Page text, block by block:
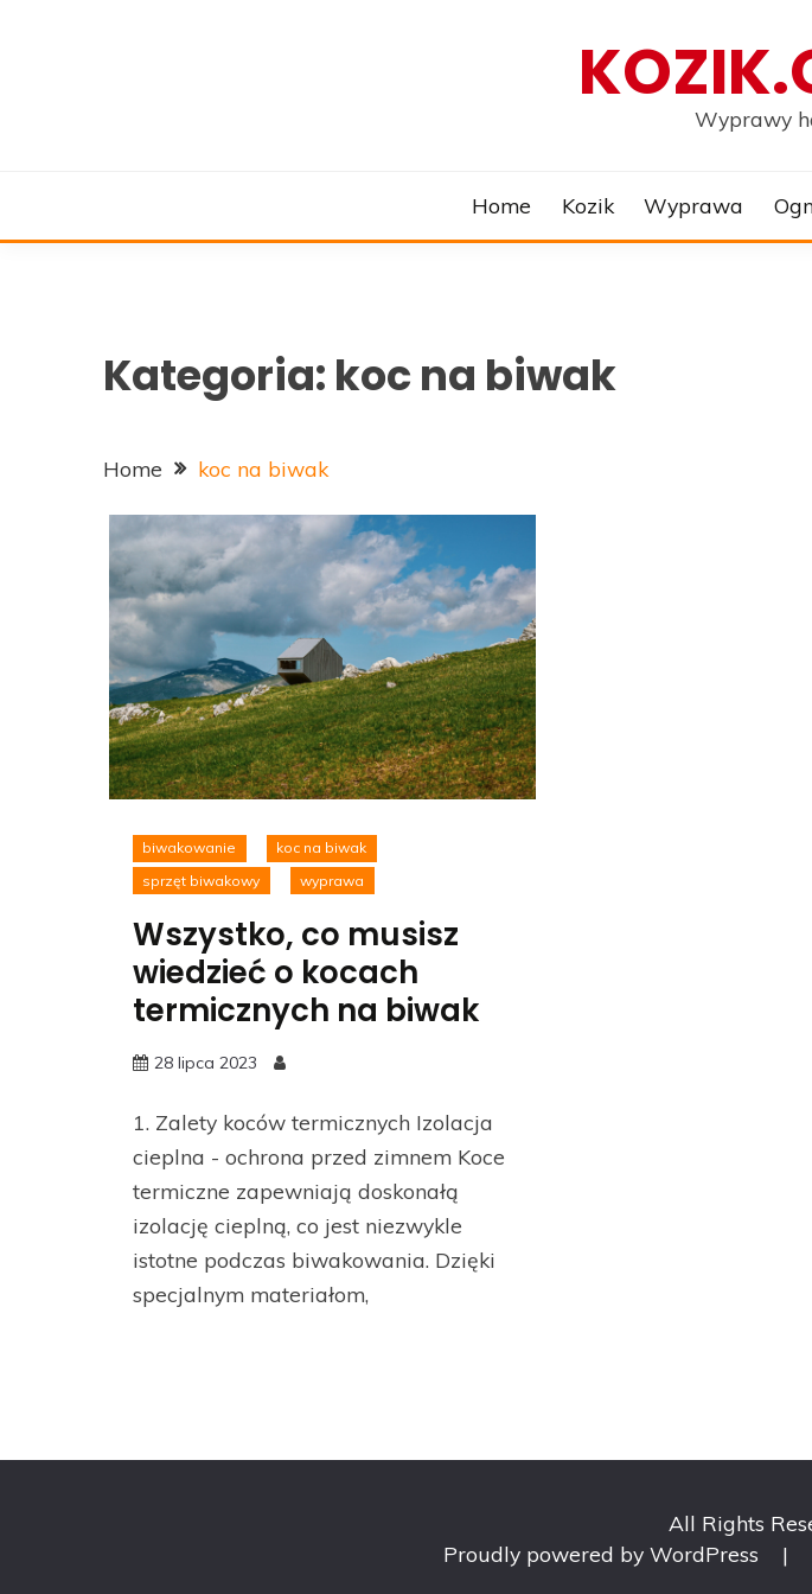
Wyprawy
Home Kozik Wyprawa
Kategoria: koc na biwak
Home koc na biwak
biwakowanie
koc na biwak
sprzęt biwakowy
wyprawa
Wszystko, co musisz
wiedzieć o kocach
termicznych na biwak
28 lipca 2023
1. Zalety koców termicznych Izolacja
cieplna - ochrona przed zimnem Koce
termiczne zapewniają doskonałą
izolację cieplną, co jest niezwykle
istotne podczas biwakowania. Dzięki
specjalnym materiałom,
All Rights
Proudly powered by WordPress
|